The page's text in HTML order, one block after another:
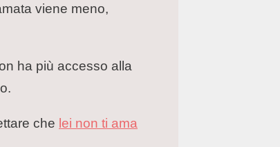
viene meno,
ha più accesso alla
che lei non ti ama